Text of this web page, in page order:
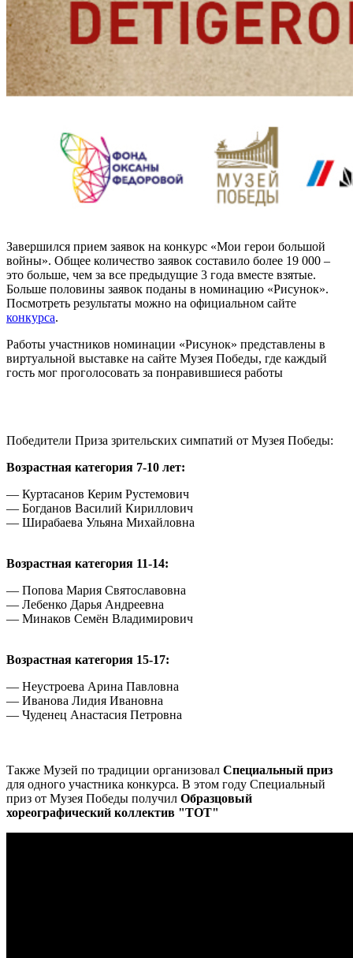
Завершился прием заявок на конкурс «Мои герои большой
войны». Общее количество заявок составило более 19 000 –
это больше, чем за все предыдущие 3 года вместе взятые.
Больше половины заявок поданы в номинацию «Рисунок».
Посмотреть результаты можно на официальном сайте
конкурса.
Работы участников номинации «Рисунок» представлены в
виртуальной выставке на сайте Музея Победы, где каждый
гость мог проголосовать за понравившиеся работы
Победители Приза зрительских симпатий от Музея Победы:
Возрастная категория 7-10 лет:
— Куртасанов Керим Рустемович
— Богданов Василий Кириллович
— Ширабаева Ульяна Михайловна
Возрастная категория 11-14:
— Попова Мария Святославовна
— Лебенко Дарья Андреевна
— Минаков Семён Владимирович
Возрастная категория 15-17:
— Неустроева Арина Павловна
— Иванова Лидия Ивановна
— Чуденец Анастасия Петровна
Также Музей по традиции организовал Специальный приз
для одного участника конкурса. В этом году Специальный
приз от Музея Победы получил Образцовый
хореографический коллектив "ТОТ"